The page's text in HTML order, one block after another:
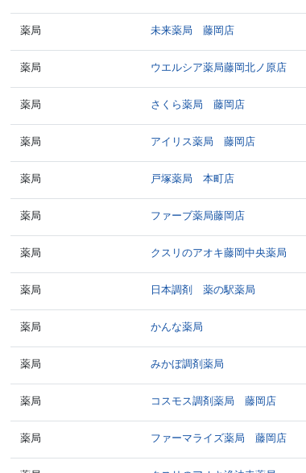
薬局 未来薬局 藤岡店
薬局 ウエルシア薬局藤岡北ノ原店
薬局 さくら薬局 藤岡店
薬局 アイリス薬局 藤岡店
薬局 戸塚薬局 本町店
薬局 ファーブ薬局藤岡店
薬局 クスリのアオキ藤岡中央薬局
薬局 日本調剤 薬の駅薬局
薬局 かんな薬局
薬局 みかぼ調剤薬局
薬局 コスモス調剤薬局 藤岡店
薬局 ファーマライズ薬局 藤岡店